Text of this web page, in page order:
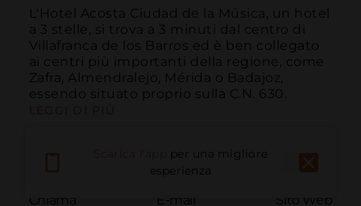
L'Hotel Acosta Ciudad de la Música, un hotel
a 3 stelle, si trova a 3 minuti dal centro di
Villafranca de los Barros ed è ben collegato
ai centri più importanti della regione, come
Zafra, Almendralejo, Mérida o Badajoz,
essendo situato proprio sulla C.N. 630.
Chiama E-mail Sito Web
per una migliore
esperienza